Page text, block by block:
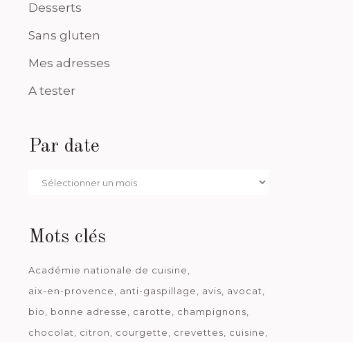
Desserts
Sans gluten
Mes adresses
A tester
Par date
Par
Mots clés
Académie nationale de cuisine
aix-en-provence
anti-gaspillage avis
avocat
bio
bonne adresse carotte
champignons
chocolat
citron courgette crevettes
cuisine